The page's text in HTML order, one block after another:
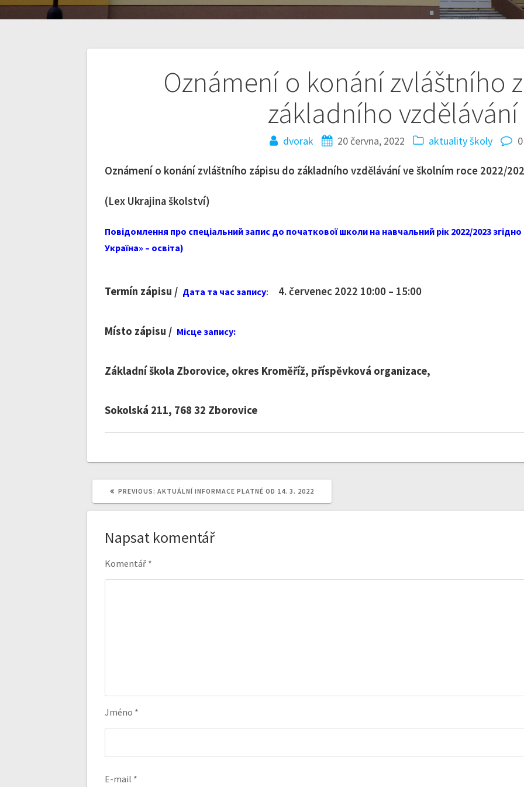
Oznámení o konání zvláštního
základního vzdělávání
dvorak 20 června, 2022 aktuality školy 0
Oznámení o konání zvláštního zápisu do základního vzdělávání ve školním roce 2022/
(Lex Ukrajina školství)
Повідомлення про спеціальний запис до початкової школи на навчальний рік 2022/2023 згідно
Україна» – освіта)
Termín zápisu / Дата та час запису: 4. červenec 2022 10:00 – 15:00
Místo zápisu / Місце запису:
Základní škola Zborovice, okres Kroměříž, příspěvková organizace,
Sokolská 211, 768 32 Zborovice
Navigace
PREVIOUS: PREVIOUS
AKTUÁLNÍ INFORMACE PLATNÉ OD 14. 3. 2022
Napsat komentář
Komentář *
Jméno *
E-mail *